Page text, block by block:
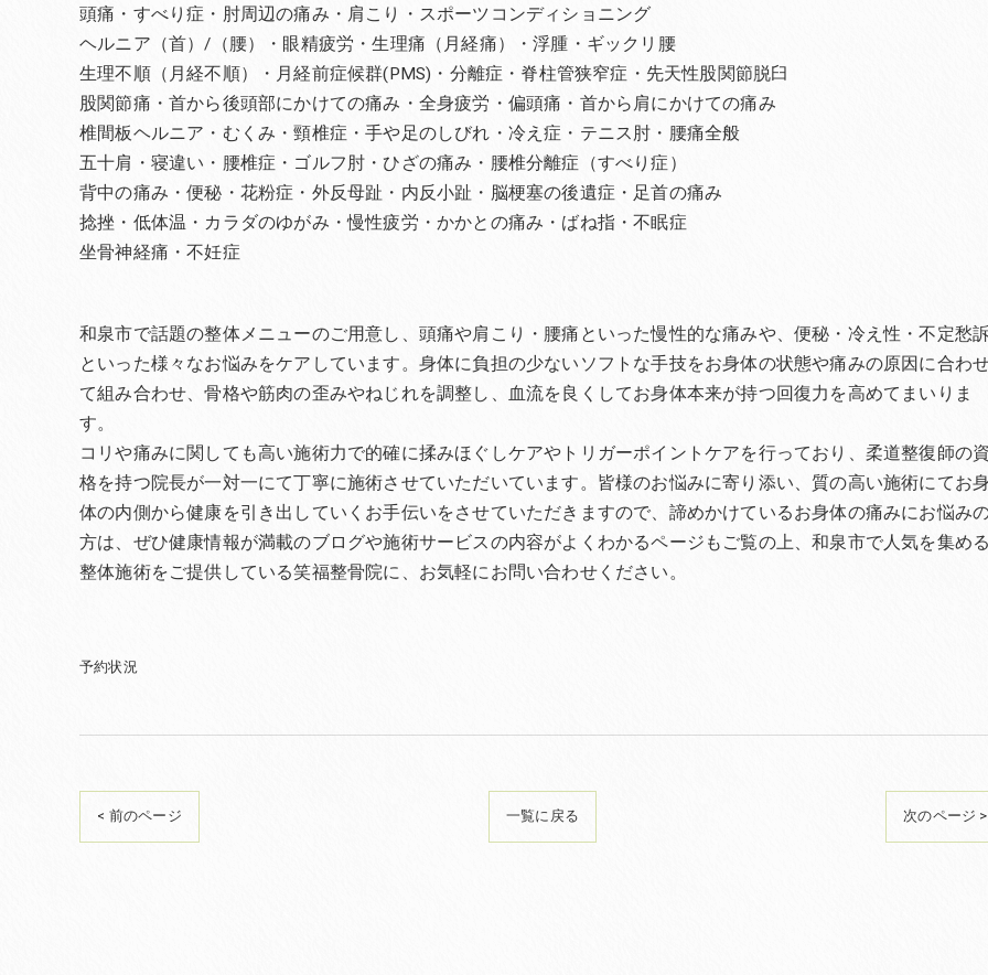
頭痛・すべり症・肘周辺の痛み・肩こり・スポーツコンディショニング
ヘルニア（首）/（腰）・眼精疲労・生理痛（月経痛）・浮腫・ギックリ腰
生理不順（月経不順）・月経前症候群(PMS)・分離症・脊柱管狭窄症・先天性股関節脱臼
股関節痛・首から後頭部にかけての痛み・全身疲労・偏頭痛・首から肩にかけての痛み
椎間板ヘルニア・むくみ・頸椎症・手や足のしびれ・冷え症・テニス肘・腰痛全般
五十肩・寝違い・腰椎症・ゴルフ肘・ひざの痛み・腰椎分離症（すべり症）
背中の痛み・便秘・花粉症・外反母趾・内反小趾・脳梗塞の後遺症・足首の痛み
捻挫・低体温・カラダのゆがみ・慢性疲労・かかとの痛み・ばね指・不眠症
坐骨神経痛・不妊症
和泉市で話題の整体メニューのご用意し、頭痛や肩こり・腰痛といった慢性的な痛みや、便秘・冷え性・不定愁
といった様々なお悩みをケアしています。身体に負担の少ないソフトな手技をお身体の状態や痛みの原因に合わ
て組み合わせ、骨格や筋肉の歪みやねじれを調整し、血流を良くしてお身体本来が持つ回復力を高めてまいりま
す。
コリや痛みに関しても高い施術力で的確に揉みほぐしケアやトリガーポイントケアを行っており、柔道整復師の
格を持つ院長が一対一にて丁寧に施術させていただいています。皆様のお悩みに寄り添い、質の高い施術にてお
体の内側から健康を引き出していくお手伝いをさせていただきますので、諦めかけているお身体の痛みにお悩み
方は、ぜひ健康情報が満載のブログや施術サービスの内容がよくわかるページもご覧の上、和泉市で人気を集め
整体施術をご提供している笑福整骨院に、お気軽にお問い合わせください。
予約状況
< 前のページ 一覧に戻る 次のページ >